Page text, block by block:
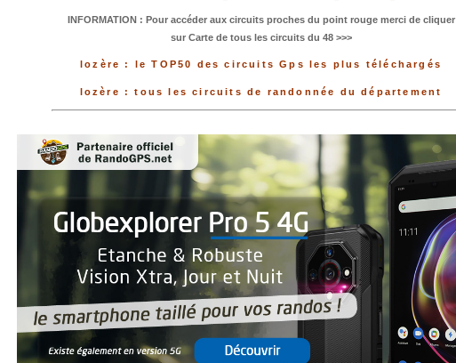
INFORMATION : Pour accéder aux circuits proches du point rouge merci de cliquer
sur Carte de tous les circuits du 48 >>>
lozère : le TOP50 des circuits Gps les plus téléchargés
lozère : tous les circuits de randonnée du département